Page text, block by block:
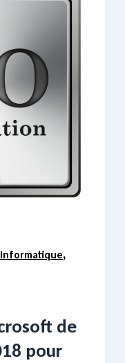
Informatique,
de
pour